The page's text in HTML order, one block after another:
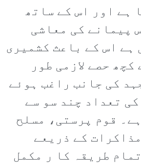
ہے اور اس کے ساتھ
پیمانے کی معاشی
ہے اس کے باعث کشمیری
حصے لازمی طور
کی جانب راغب ہوئے
تعداد چند سو سے
قوم پرستی، مسلح
کے ذریعے
طریقہ کا ر مکمل